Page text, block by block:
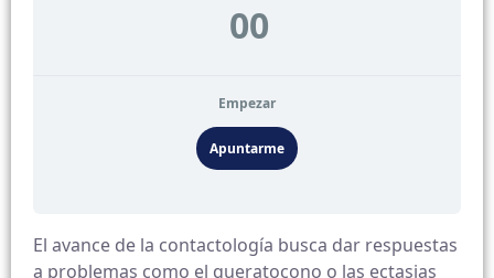
00
Empezar
Apuntarme
El avance de la contactología busca dar respuestas
a problemas como el queratocono o las ectasias